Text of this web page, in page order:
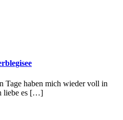
Tage haben mich wieder voll in
liebe es […]